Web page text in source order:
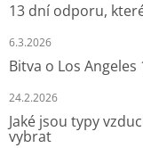
13 dní odporu,
6.3.2026
Bitva o Los Angeles
24.2.2026
Jaké jsou typy
vybrat